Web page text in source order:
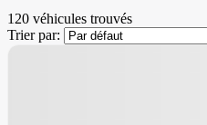
120 véhicules trouvés
Trier par: